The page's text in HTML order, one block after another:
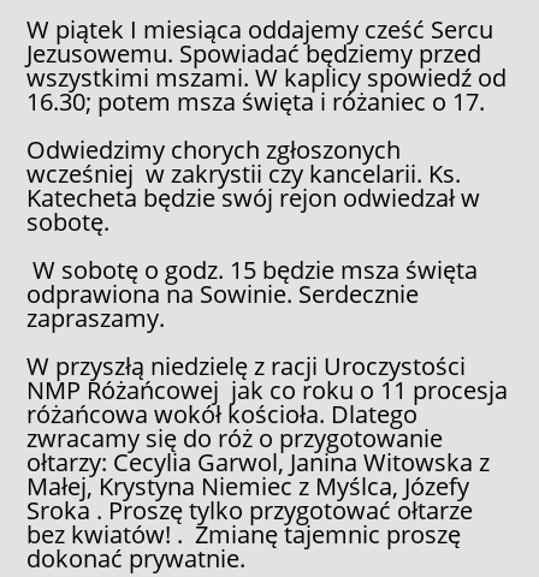
W piątek I miesiąca oddajemy cześć Sercu
Jezusowemu. Spowiadać będziemy przed
wszystkimi mszami. W kaplicy spowiedź od
16.30; potem msza święta i różaniec o 17.
Odwiedzimy chorych zgłoszonych
wcześniej w zakrystii czy kancelarii. Ks.
Katecheta będzie swój rejon odwiedzał w
sobotę.
W sobotę o godz. 15 będzie msza święta
odprawiona na Sowinie. Serdecznie
zapraszamy.
W przyszłą niedzielę z racji Uroczystości
NMP Różańcowej jak co roku o 11 procesja
różańcowa wokół kościoła. Dlatego
zwracamy się do róż o przygotowanie
ołtarzy: Cecylia Garwol, Janina Witowska z
Małej, Krystyna Niemiec z Myślca, Józefy
Sroka . Proszę tylko przygotować ołtarze
bez kwiatów! . Zmianę tajemnic proszę
dokonać prywatnie.